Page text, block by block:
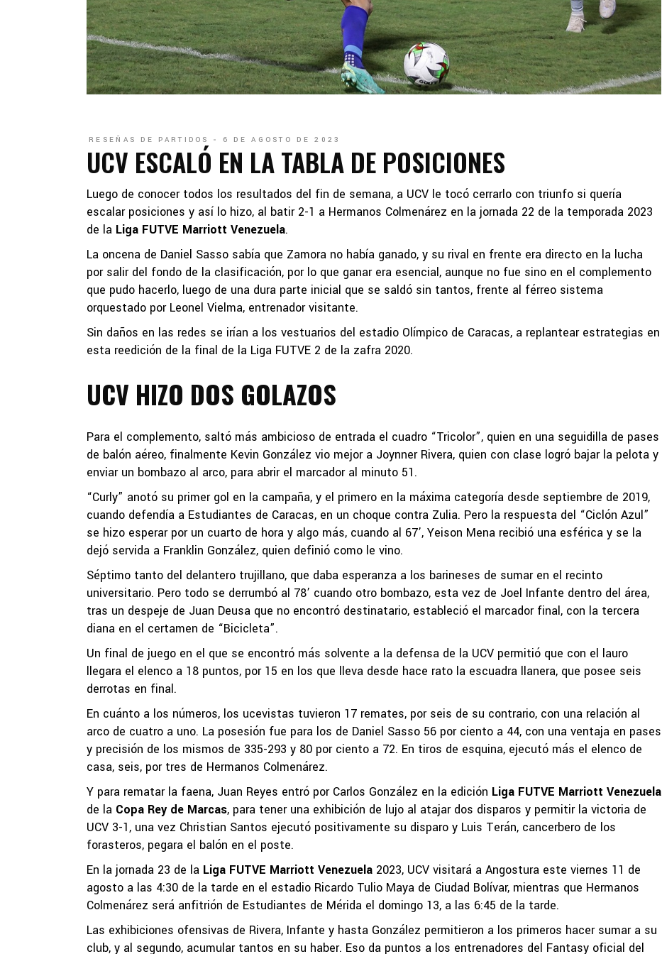
RESEÑAS DE PARTIDOS 6 DE AGOSTO DE 2023
UCV ESCALÓ EN LA TABLA DE POSICIONES
Luego de conocer todos los resultados del fin de semana, a UCV le tocó cerrarlo con triunfo si quería
escalar posiciones y así lo hizo, al batir 2-1 a Hermanos Colmenárez en la jornada 22 de la temporada 2023
de la Liga FUTVE Marriott Venezuela.
La oncena de Daniel Sasso sabía que Zamora no había ganado, y su rival en frente era directo en la lucha
por salir del fondo de la clasificación, por lo que ganar era esencial, aunque no fue sino en el complemento
que pudo hacerlo, luego de una dura parte inicial que se saldó sin tantos, frente al férreo sistema
orquestado por Leonel Vielma, entrenador visitante.
Sin daños en las redes se irían a los vestuarios del estadio Olímpico de Caracas, a replantear estrategias en
esta reedición de la final de la Liga FUTVE 2 de la zafra 2020.
UCV HIZO DOS GOLAZOS
Para el complemento, saltó más ambicioso de entrada el cuadro “Tricolor”, quien en una seguidilla de pases
de balón aéreo, finalmente Kevin González vio mejor a Joynner Rivera, quien con clase logró bajar la pelota y
enviar un bombazo al arco, para abrir el marcador al minuto 51.
“Curly” anotó su primer gol en la campaña, y el primero en la máxima categoría desde septiembre de 2019,
cuando defendía a Estudiantes de Caracas, en un choque contra Zulia. Pero la respuesta del “Ciclón Azul”
se hizo esperar por un cuarto de hora y algo más, cuando al 67’, Yeison Mena recibió una esférica y se la
dejó servida a Franklin González, quien definió como le vino.
Séptimo tanto del delantero trujillano, que daba esperanza a los barineses de sumar en el recinto
universitario. Pero todo se derrumbó al 78’ cuando otro bombazo, esta vez de Joel Infante dentro del área,
tras un despeje de Juan Deusa que no encontró destinatario, estableció el marcador final, con la tercera
diana en el certamen de “Bicicleta”.
Un final de juego en el que se encontró más solvente a la defensa de la UCV permitió que con el lauro
llegara el elenco a 18 puntos, por 15 en los que lleva desde hace rato la escuadra llanera, que posee seis
derrotas en final.
En cuánto a los números, los ucevistas tuvieron 17 remates, por seis de su contrario, con una relación al
arco de cuatro a uno. La posesión fue para los de Daniel Sasso 56 por ciento a 44, con una ventaja en pases
y precisión de los mismos de 335-293 y 80 por ciento a 72. En tiros de esquina, ejecutó más el elenco de
casa, seis, por tres de Hermanos Colmenárez.
Y para rematar la faena, Juan Reyes entró por Carlos González en la edición Liga FUTVE Marriott Venezuela
de la Copa Rey de Marcas, para tener una exhibición de lujo al atajar dos disparos y permitir la victoria de
UCV 3-1, una vez Christian Santos ejecutó positivamente su disparo y Luis Terán, cancerbero de los
forasteros, pegara el balón en el poste.
En la jornada 23 de la Liga FUTVE Marriott Venezuela 2023, UCV visitará a Angostura este viernes 11 de
agosto a las 4:30 de la tarde en el estadio Ricardo Tulio Maya de Ciudad Bolívar, mientras que Hermanos
Colmenárez será anfitrión de Estudiantes de Mérida el domingo 13, a las 6:45 de la tarde.
Las exhibiciones ofensivas de Rivera, Infante y hasta González permitieron a los primeros hacer sumar a su
club, y al segundo, acumular tantos en su haber. Eso da puntos a los entrenadores del Fantasy oficial del